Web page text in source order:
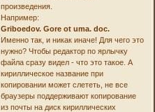
произведения.
Например:
Griboedov. Gore ot uma. doc.
Именно так, и никак иначе! Для чего это
нужно? Чтобы редактор по ярлычку
файла сразу видел - что это такое. А
кириллическое название при
копировании может слететь, не все
браузеры поддерживают копирование
из почты на диск кириллических